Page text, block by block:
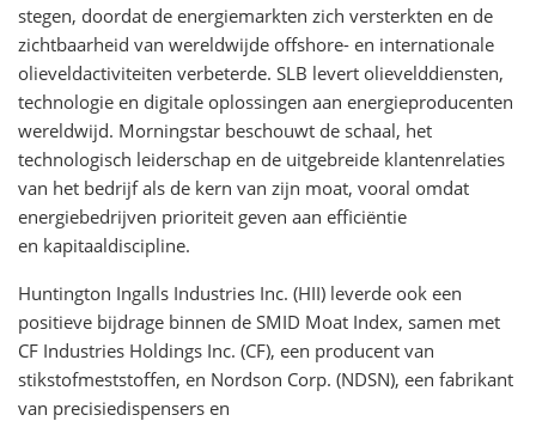
stegen, doordat de energiemarkten zich versterkten en de
zichtbaarheid van wereldwijde offshore- en internationale
olieveldactiviteiten verbeterde. SLB levert olievelddiensten,
technologie en digitale oplossingen aan energieproducenten
wereldwijd. Morningstar beschouwt de schaal, het
technologisch leiderschap en de uitgebreide klantenrelaties
van het bedrijf als de kern van zijn moat, vooral omdat
energiebedrijven prioriteit geven aan efficiëntie
en kapitaaldiscipline.
Huntington Ingalls Industries Inc. (HII) leverde ook een
positieve bijdrage binnen de SMID Moat Index, samen met
CF Industries Holdings Inc. (CF), een producent van
stikstofmeststoffen, en Nordson Corp. (NDSN), een fabrikant
van precisiedispensers en